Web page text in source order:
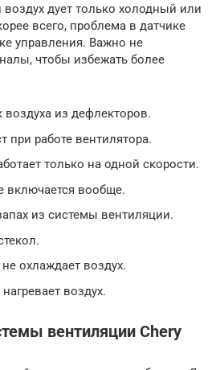
дует только холодный или
всего, проблема в датчике
управления. Важно не
чтобы избежать более
из дефлекторов.
при работе вентилятора.
только на одной скорости.
включается вообще.
из системы вентиляции.
охлаждает воздух.
воздух.
вентиляции Chery